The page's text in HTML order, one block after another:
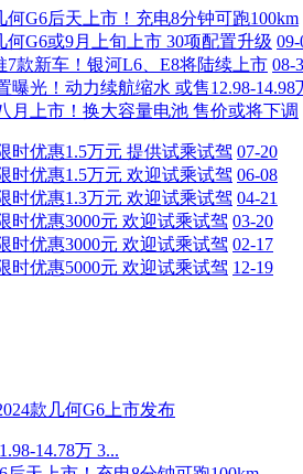
何G6后天上市！充电8分钟可跑100km
何G6或9月上旬上市 30项配置升级 09-
7款新车！银河L6、E8将陆续上市 08-
曝光！动力续航缩水 或售12.98-14.98
月上市！换大容量电池 售价或将下调
时优惠1.5万元 提供试乘试驾 07-20
时优惠1.5万元 欢迎试乘试驾 06-08
时优惠1.3万元 欢迎试乘试驾 04-21
时优惠3000元 欢迎试乘试驾 03-20
时优惠3000元 欢迎试乘试驾 02-17
时优惠5000元 欢迎试乘试驾 12-19
款几何G6上市发布
14.78万 3...